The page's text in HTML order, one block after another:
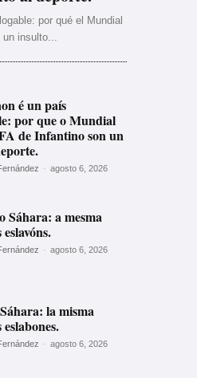
por qué el Mundial
insulto...
é un país
por que o Mundial
de Infantino son un
- agosto 6, 2026
Sáhara: a mesma
- agosto 6, 2026
la misma
- agosto 6, 2026